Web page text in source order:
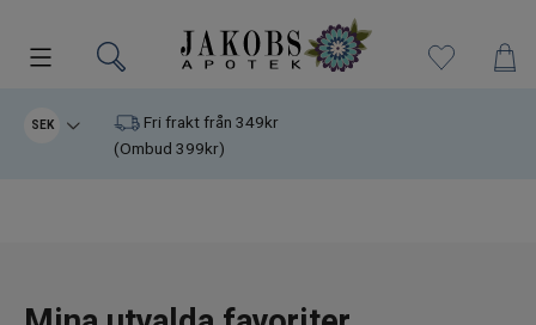
SEK
Fri frakt från 349kr
(Ombud 399kr)